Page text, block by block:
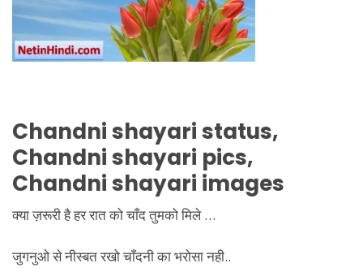
Chandni shayari status,
Chandni shayari pics,
Chandni shayari images
क्या ज़रूरी है हर रात को चाँद तुमको मिले …
जुगनुओ से नीस्बत रखो चाँदनी का भरोसा नही..